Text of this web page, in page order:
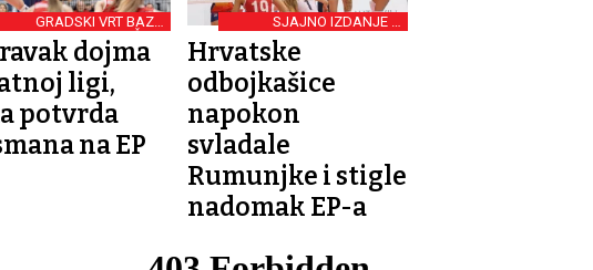
GRADSKI VRT BAZA
ODBOJKAŠICA
dojma
ligi,
potvrda
na EP
SJAJNO IZDANJE U
GRADSKOM VRTU
Hrvatske
odbojkašice
napokon
svladale
Rumunjke i stigle
nadomak EP-a